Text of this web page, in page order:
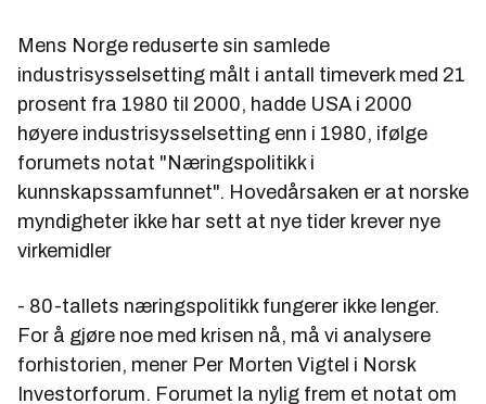
Mens Norge reduserte sin samlede
industrisysselsetting målt i antall timeverk med 21
prosent fra 1980 til 2000, hadde USA i 2000
høyere industrisysselsetting enn i 1980, ifølge
forumets notat "Næringspolitikk i
kunnskapssamfunnet". Hovedårsaken er at norske
myndigheter ikke har sett at nye tider krever nye
virkemidler
- 80-tallets næringspolitikk fungerer ikke lenger.
For å gjøre noe med krisen nå, må vi analysere
forhistorien, mener Per Morten Vigtel i Norsk
Investorforum. Forumet la nylig frem et notat om